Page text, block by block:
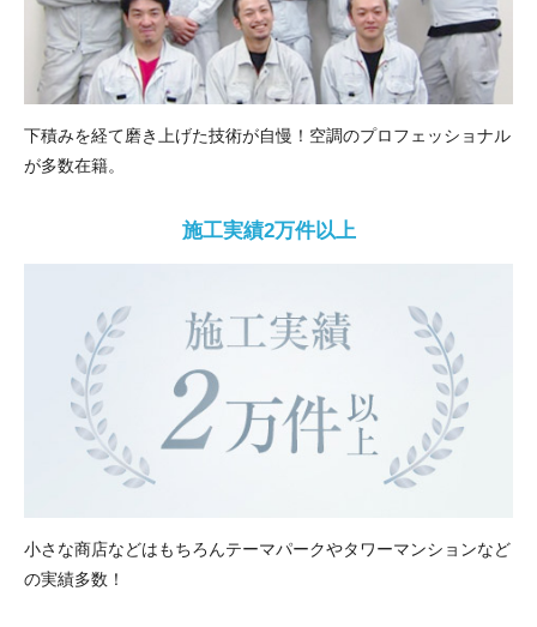
下積みを経て磨き上げた技術が自慢！空調のプロフェッショナル
が多数在籍。
施工実績2万件以上
小さな商店などはもちろんテーマパークやタワーマンションなど
の実績多数！